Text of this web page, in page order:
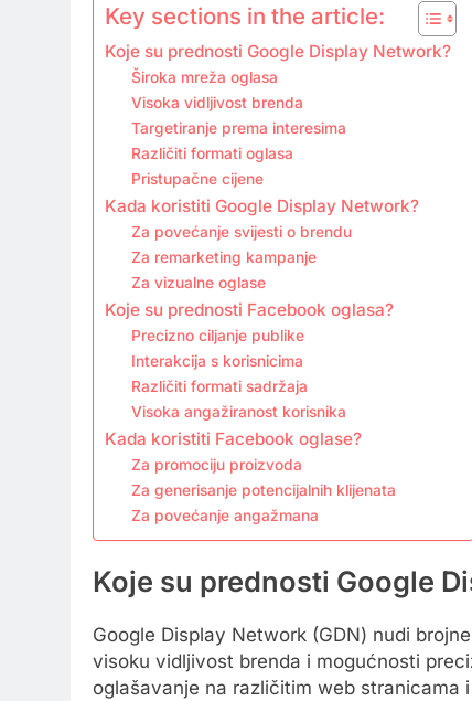
Key sections in the article:
Koje su prednosti Google Display Network?
Široka mreža oglasa
Visoka vidljivost brenda
Targetiranje prema interesima
Različiti formati oglasa
Pristupačne cijene
Kada koristiti Google Display Network?
Za povećanje svijesti o brendu
Za remarketing kampanje
Za vizualne oglase
Koje su prednosti Facebook oglasa?
Precizno ciljanje publike
Interakcija s korisnicima
Različiti formati sadržaja
Visoka angažiranost korisnika
Kada koristiti Facebook oglase?
Za promociju proizvoda
Za generisanje potencijalnih klijenata
Za povećanje angažmana
Koje su prednosti Google
Google Display Network (GDN) nudi
visoku vidljivost brenda i mogućnosti
oglašavanje na različitim web stranicama